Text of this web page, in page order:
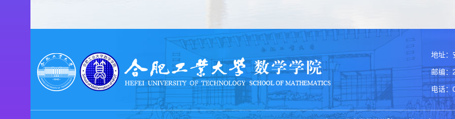
地址：
邮编：
电话：